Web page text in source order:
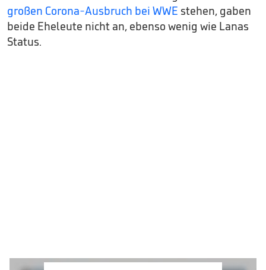
großen Corona-Ausbruch bei WWE stehen, gaben
beide Eheleute nicht an, ebenso wenig wie Lanas
Status.